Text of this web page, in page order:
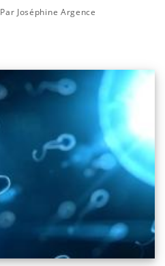
Par Joséphine Argence